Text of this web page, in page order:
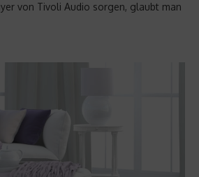
von Tivoli Audio sorgen, glaubt man